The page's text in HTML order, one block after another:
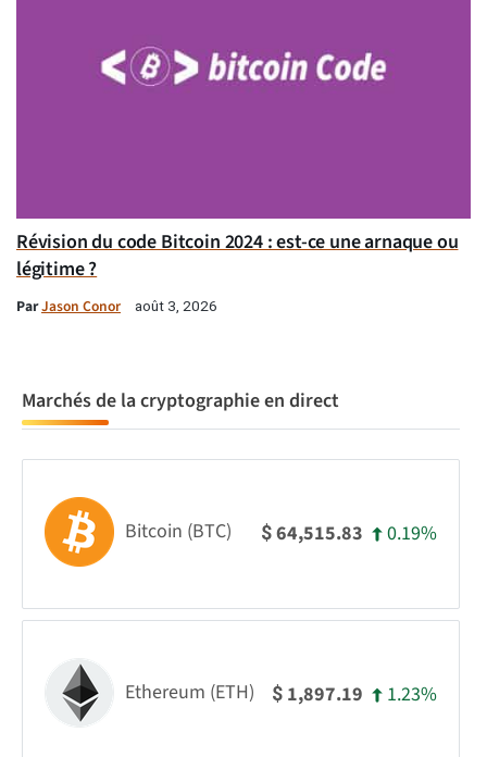
Révision du code Bitcoin 2024 : est-ce une arnaque ou
légitime ?
ParJason Conor août 3, 2026
Marchés de la cryptographie en direct
Bitcoin (BTC) $64,515.83 0.19%
Ethereum (ETH) $ 1,897.19 1.23%